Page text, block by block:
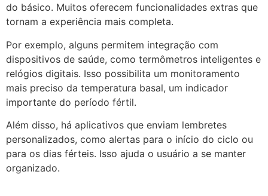
do básico. Muitos oferecem funcionalidades extras que
tornam a experiência mais completa.
Por exemplo, alguns permitem integração com
dispositivos de saúde, como termômetros inteligentes e
relógios digitais. Isso possibilita um monitoramento
mais preciso da temperatura basal, um indicador
importante do período fértil.
Além disso, há aplicativos que enviam lembretes
personalizados, como alertas para o início do ciclo ou
para os dias férteis. Isso ajuda o usuário a se manter
organizado.